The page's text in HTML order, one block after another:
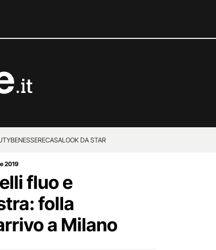
BENESSERECASALOOK DA STAR
2019
fluo e
folla
a Milano